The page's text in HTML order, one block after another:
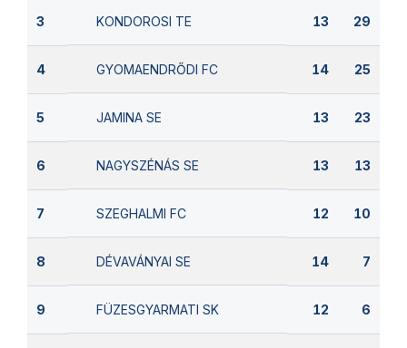
3 KONDOROSI TE 13 29
4 GYOMAENDRŐDI FC 14 25
5 JAMINA SE 13 23
6 NAGYSZÉNÁS SE 13 13
7 SZEGHALMI FC 12 10
8 DÉVAVÁNYAI SE 14 7
9 FÜZESGYARMATI SK 12 6